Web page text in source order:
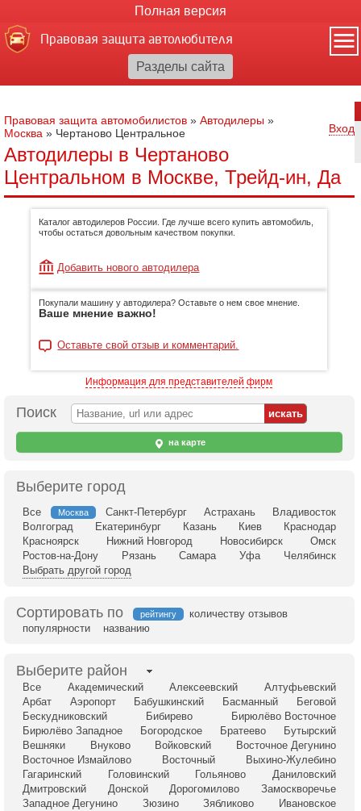
Полная версия
Правовая защита автолюбителя
Правовая защита автомобилистов » Автодилеры »
Москва » Чертаново Центральное Вход
Автодилеры в Чертаново
Центральном в Москве, Трейд-ин, Да
Каталог автодилеров России. Где лучше всего купить автомобиль,
чтобы остаться довольным качеством покупки.
Добавить нового автодилера
Покупали машину у автодилера? Оставьте о нем свое мнение.
Ваше мнение важно!
Оставьте свой отзыв и комментарий.
Информация для представителей фирм
Поиск
на карте
Выберите город
Все Москва Санкт-Петербург Астрахань
Владивосток
Волгоград
Екатеринбург Казань Киев
Краснодар
Красноярск
Нижний Новгород Новосибирск
Омск
Ростов-на-Дону
Рязань Самара Уфа
Челябинск
Выбрать другой город
Сортировать по рейтингу
количеству отзывов
популярности
названию
Выберите район
Все Академический Алексеевский
Алтуфьевский
Арбат
Аэропорт Бабушкинский Басманный
Беговой
Бескудниковский
Бибирево
Бирюлёво Восточное
Бирюлёво Западное
Богородское Братеево
Бутырский
Вешняки
Внуково Войковский
Восточное Дегунино
Восточное Измайлово
Восточный
Выхино-Жулебино
Гагаринский
Головинский Гольяново
Даниловский
Дмитровский
Донской Дорогомилово
Замоскворечье
Западное Дегунино
Зюзино Зябликово
Ивановское